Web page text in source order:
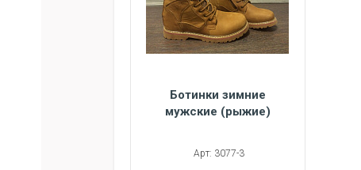
Ботинки зимние
мужские (рыжие)
Арт: 3077-3